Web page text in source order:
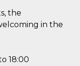
the
in the
18:00
l'ottimizzazione
dei servizi di